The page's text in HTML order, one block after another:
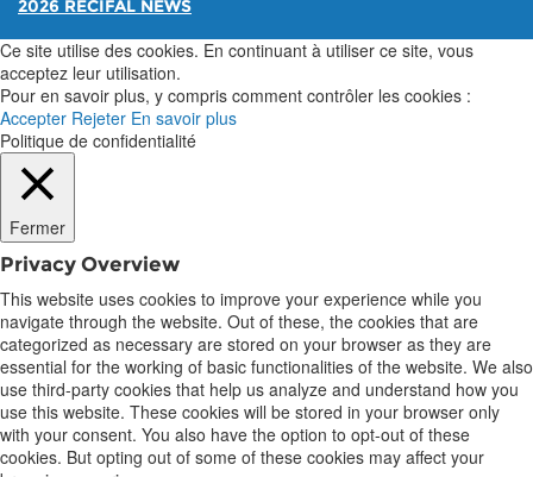
2026 RÉCIFAL NEWS
Ce site utilise des cookies. En continuant à utiliser ce site, vous
acceptez leur utilisation.
Pour en savoir plus, y compris comment contrôler les cookies :
Accepter Rejeter En savoir plus
Politique de confidentialité
Fermer
Privacy Overview
This website uses cookies to improve your experience while you
navigate through the website. Out of these, the cookies that are
categorized as necessary are stored on your browser as they are
essential for the working of basic functionalities of the website. We also
use third-party cookies that help us analyze and understand how you
use this website. These cookies will be stored in your browser only
with your consent. You also have the option to opt-out of these
cookies. But opting out of some of these cookies may affect your